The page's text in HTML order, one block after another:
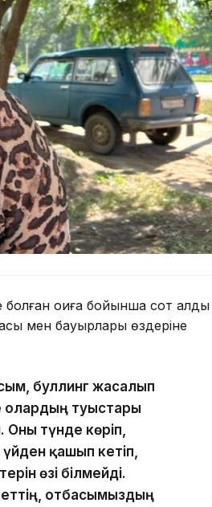
оқиға бойынша сот алды
мен бауырлары өздеріне
буллинг жасалып
олардың туыстары
Оны түнде көріп,
қашып кетіп,
өзі білмейді.
отбасымыздың